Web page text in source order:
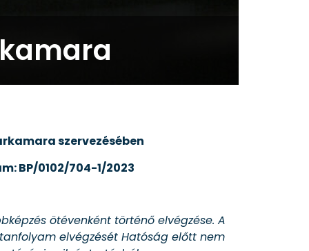
szervezésében
BP/0102/704-1/2023
ötévenként történő elvégzése. A
elvégzését Hatóság előtt nem